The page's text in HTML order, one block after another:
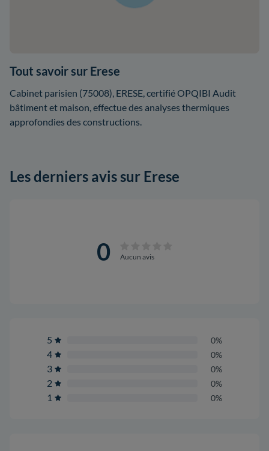
Tout savoir sur Erese
Cabinet parisien (75008), ERESE, certifié OPQIBI Audit
bâtiment et maison, effectue des analyses thermiques
approfondies des constructions.
Les derniers avis sur Erese
0 Aucun avis
5 0%
4 0%
3 0%
2 0%
1 0%